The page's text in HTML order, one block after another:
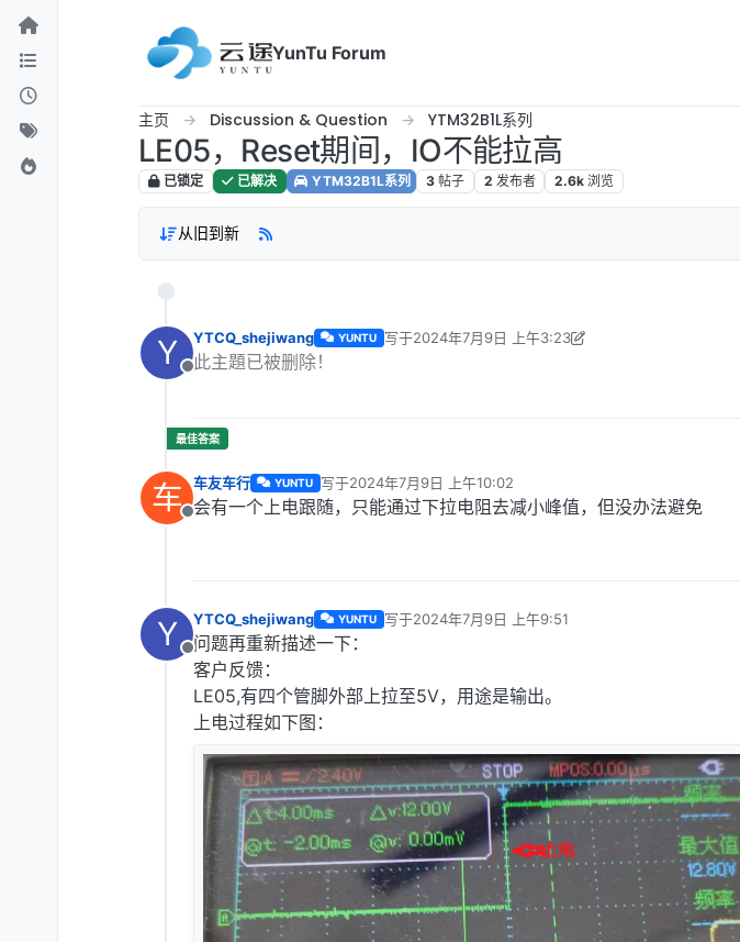
跳转至内容
YunTu Forum
主页 Discussion & Question YTM32B1L系列
LE05，Reset期间，IO不能拉高
已锁定 已解决 YTM32B1L系列 3 帖子 2 发布者 2.6k 浏览
从旧到新
Y
离线
YTCQ_shejiwang YUNTU 写于2024年7月9日 上午3:23
最后由 YTCQ_shejiwang 编辑2024年7月9日 下午12:20
此主題已被删除！
车
离线
车友车行 YUNTU 写于2024年7月9日 上午10:02
最后由 编辑
会有一个上电跟随，只能通过下拉电阻去减小峰值，但没办法避免
Y
离线
YTCQ_shejiwang YUNTU 写于2024年7月9日 上午9:51
最后由 编辑
问题再重新描述一下：
客户反馈：
LE05,有四个管脚外部上拉至5V，用途是输出。
上电过程如下图：